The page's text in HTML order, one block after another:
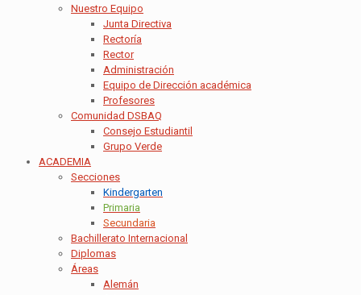
Nuestro Equipo
Junta Directiva
Rectoría
Rector
Administración
Equipo de Dirección académica
Profesores
Comunidad DSBAQ
Consejo Estudiantil
Grupo Verde
ACADEMIA
Secciones
Kindergarten
Primaria
Secundaria
Bachillerato Internacional
Diplomas
Áreas
Alemán